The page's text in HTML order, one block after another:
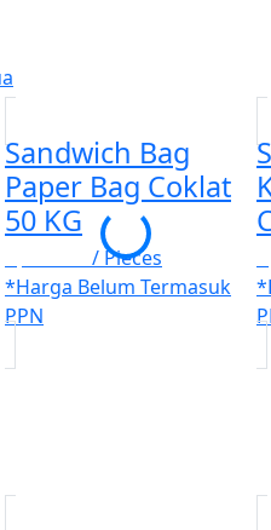
Sandwich Bag
Paper Bag Coklat
50 KG
/ Pieces
*Harga Belum Termasuk
PPN